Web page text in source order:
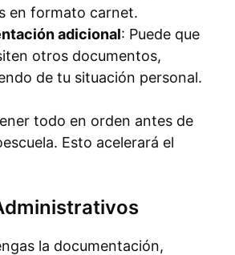
en formato carnet.
adicional: Puede que
otros documentos,
de tu situación personal.
todo en orden antes de
Esto acelerará el
la documentación,